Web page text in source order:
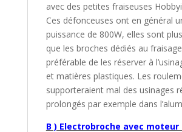
avec des petites fraiseuses
Ces défonceuses ont en général
puissance de 800W, elles sont
que les broches dédiés au
préférable de les réserver à
et matières plastiques. Les
supporteraient mal des usinages
prolongés par exemple dans
B ) Electrobroche avec